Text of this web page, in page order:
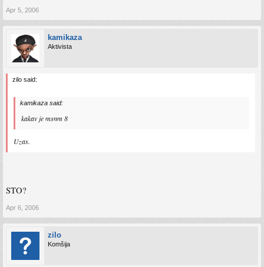
Apr 5, 2006
kamikaza
Aktivista
zilo said:
kamikaza said:
kakav je msnm 8
Uzas.
STO?
Apr 6, 2006
zilo
Komšija